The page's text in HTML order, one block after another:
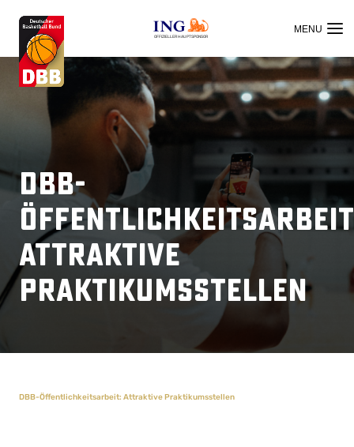
OFFIZIELLER HAUPTSPONSOR
DBB-
Attraktive
Praktikumsstellen
DBB-Öffentlichkeitsarbeit: Attraktive Praktikumsstellen